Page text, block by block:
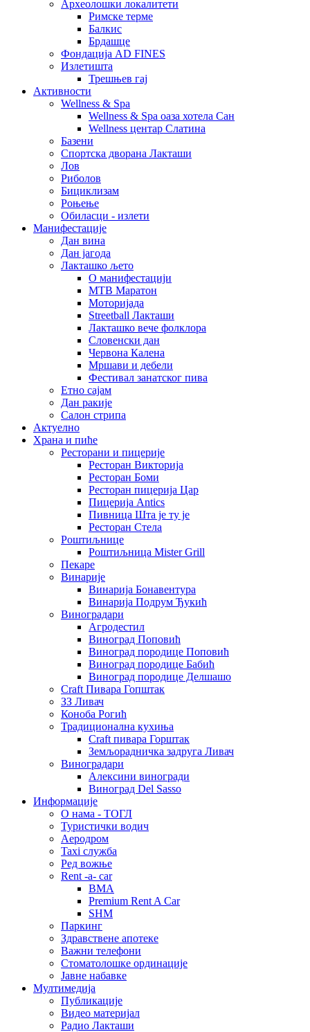
Археолошки локалитети
Римске терме
Балкис
Брдашце
Фондација AD FINES
Излетишта
Трешњев гај
Активности
Wellness & Spa
Wellness & Spa оаза хотела Сан
Wellness центар Слатина
Базени
Спортска дворана Лакташи
Лов
Риболов
Бициклизам
Роњење
Обиласци - излети
Манифестације
Дан вина
Дан јагода
Лакташко љето
О манифестацији
MTB Маратон
Моторијада
Streetball Лакташи
Лакташко вече фолклора
Словенски дан
Червона Калена
Мршави и дебели
Фестивал занатског пива
Етно сајам
Дан ракије
Салон стрипа
Актуелно
Храна и пиће
Ресторани и пицерије
Ресторан Викторија
Ресторан Боми
Ресторан пицерија Цар
Пицерија Аntics
Пивница Шта је ту је
Ресторан Стела
Роштиљнице
Роштиљница Mister Grill
Пекаре
Винарије
Винарија Бонавентура
Винарија Подрум Ђукић
Виноградари
Агродестил
Виноград Поповић
Виноград породице Поповић
Виноград породице Бабић
Виноград породице Делшашо
Craft Пивара Гопштак
ЗЗ Ливач
Коноба Рогић
Традиционална кухиња
Craft пивара Горштак
Земљорадничка задруга Ливач
Виноградари
Алексини виногради
Виноград Del Sasso
Информације
О нама - ТОГЛ
Туристички водич
Аеродром
Taxi служба
Ред вожње
Rent -a- car
BMA
Premium Rent A Car
SHM
Паркинг
Здравствене апотеке
Важни телефони
Стоматолошке ординације
Јавне набавке
Мултимедија
Публикације
Видео материјал
Радио Лакташи